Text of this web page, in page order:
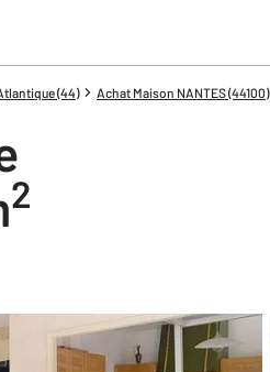
(44) Achat Maison NANTES (44100)
2